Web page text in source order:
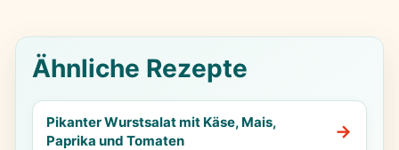
Ähnliche Rezepte
Pikanter Wurstsalat mit Käse, Mais,
Paprika und Tomaten